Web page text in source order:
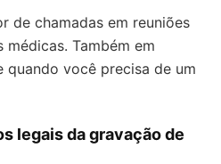
de chamadas em reuniões
Também em
quando você precisa de um
legais da gravação de